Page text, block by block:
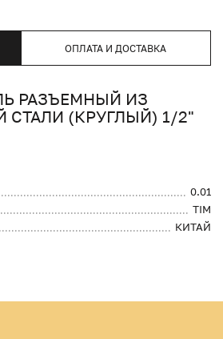
ОПЛАТА И ДОСТАВКА
РАЗЪЕМНЫЙ ИЗ
(КРУГЛЫЙ) 1/2"
0.01
TIM
КИТАЙ